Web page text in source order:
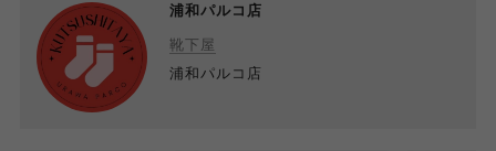
浦和パルコ店
靴下屋
浦和パルコ店